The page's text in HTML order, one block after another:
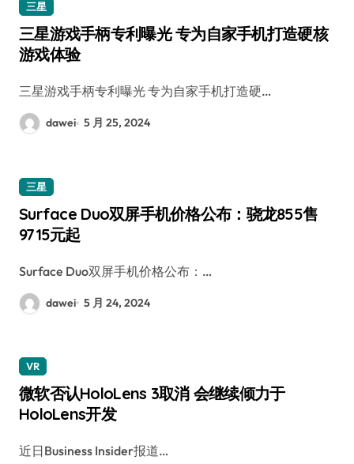
三星
三星游戏手柄专利曝光 专为自家手机打造硬核
游戏体验
三星游戏手柄专利曝光 专为自家手机打造硬…
dawei 5 月 25, 2024
三星
Surface Duo双屏手机价格公布：骁龙855售
9715元起
Surface Duo双屏手机价格公布：…
dawei 5 月 24, 2024
VR
微软否认HoloLens 3取消 会继续倾力于
HoloLens开发
近日Business Insider报道…